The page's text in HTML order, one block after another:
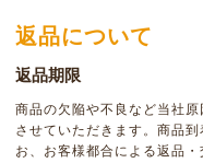
返品について
返品期限
商品の欠陥や不良など当社
させていただきます。商品
お、お客様都合による返品